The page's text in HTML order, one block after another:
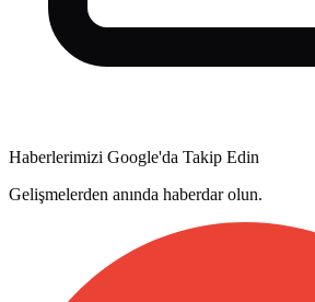
Haberlerimizi Google'da Takip Edin
Gelişmelerden anında haberdar olun.